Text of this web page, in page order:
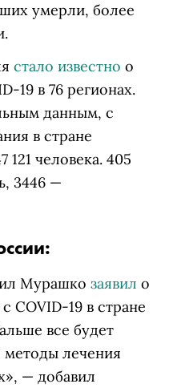
умерли, более
стало известно о
19 в 76 регионах.
данным, с
в стране
121 человека. 405
3446 —
Мурашко заявил о
COVID-19 в стране
все будет
методы лечения
— добавил